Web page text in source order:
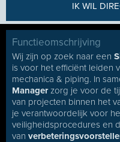
IK WIL
Functieomschrijving
Wij zijn op zoek naar een
is voor het efficiënt leiden
mechanica & piping. In
Managerzorg je voor de
van projecten binnen het
je verantwoordelijk voor
veiligheidsprocedures en
van